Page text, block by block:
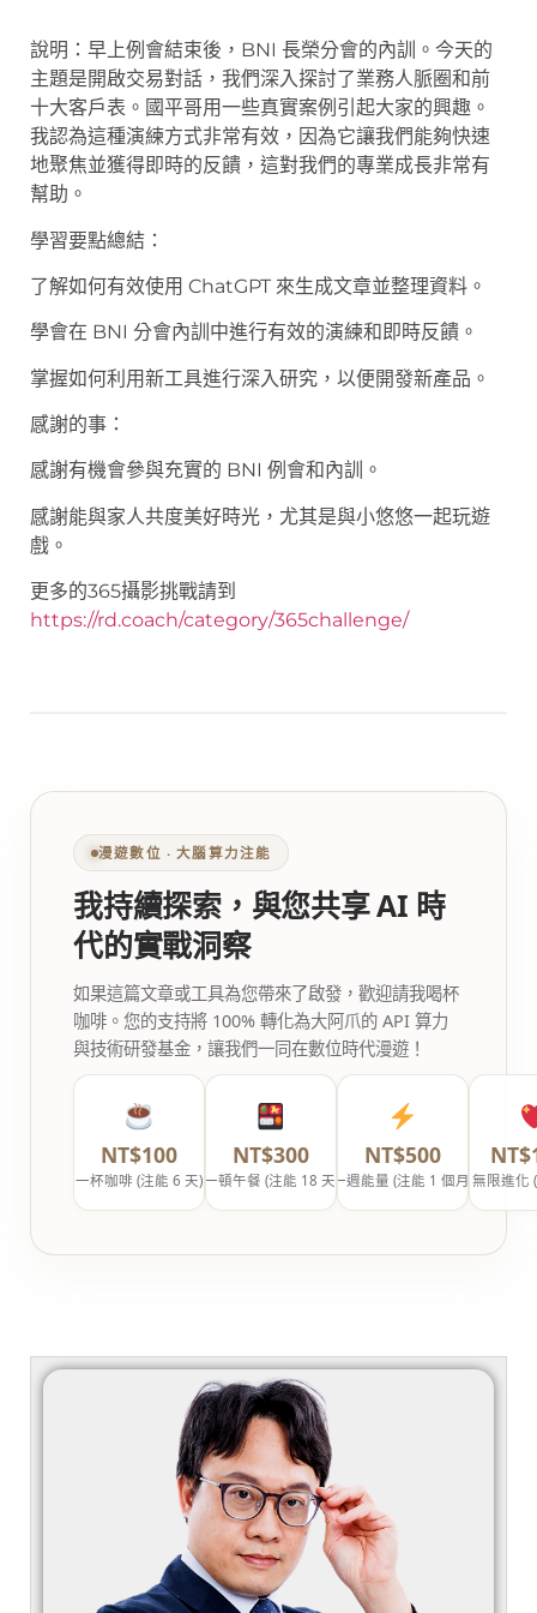
說明：早上例會結束後，BNI 長榮分會的內訓。今天的
主題是開啟交易對話，我們深入探討了業務人脈圈和前
十大客戶表。國平哥用一些真實案例引起大家的興趣。
我認為這種演練方式非常有效，因為它讓我們能夠快速
地聚焦並獲得即時的反饋，這對我們的專業成長非常有
幫助。
學習要點總結：
了解如何有效使用 ChatGPT 來生成文章並整理資料。
學會在 BNI 分會內訓中進行有效的演練和即時反饋。
掌握如何利用新工具進行深入研究，以便開發新產品。
感謝的事：
感謝有機會參與充實的 BNI 例會和內訓。
感謝能與家人共度美好時光，尤其是與小悠悠一起玩遊
戲。
更多的365攝影挑戰請到
https://rd.coach/category/365challenge/
漫遊數位 ‧ 大腦算力注能
我持續探索，與您共享 AI 時
代的實戰洞察
如果這篇文章或工具為您帶來了啟發，歡迎請我喝杯
咖啡。您的支持將 100% 轉化為大阿爪的 API 算力
與技術研發基金，讓我們一同在數位時代漫遊！
NT$100
一杯咖啡 (注能 6 天)
NT$300
一頓午餐 (注能 18 天)
NT$500
一週能量 (注能 1 個月)無限進化